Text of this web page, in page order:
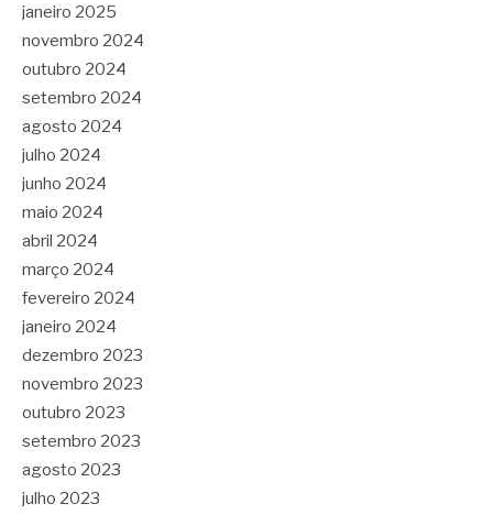
janeiro 2025
novembro 2024
outubro 2024
setembro 2024
agosto 2024
julho 2024
junho 2024
maio 2024
abril 2024
março 2024
fevereiro 2024
janeiro 2024
dezembro 2023
novembro 2023
outubro 2023
setembro 2023
agosto 2023
julho 2023